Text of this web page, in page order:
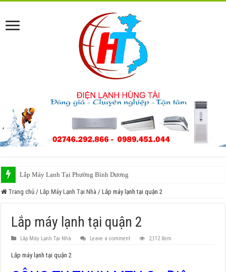
Lắp Máy Lạnh Tại Phường Bình Dương
Sửa Máy Lạnh Phường Bình Dương
Trang chủ / Lắp Máy Lạnh Tại Nhà / Lắp máy lạnh tại quận 2
Lắp máy lạnh tại quận 2
Lắp Máy Lạnh Tại Nhà Leave a comment 2,112 Xem
Lắp máy lạnh tại quận 2